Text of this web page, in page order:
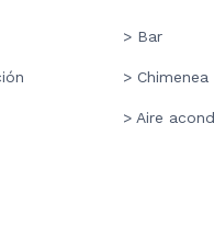
> Bar
> Chimenea
> Aire